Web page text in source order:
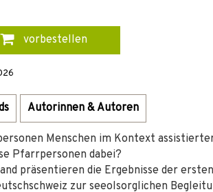
vorbestellen
Autorinnen & Autoren
Menschen im Kontext
Pfarrpersonen dabei?
präsentieren die Ergebnisse der
zur seeolsorglichen